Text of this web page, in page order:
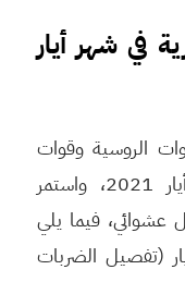
في شهر أيار
الروسية وقوات
النظام بالازدياد منذ مطلع شهر أيار 2021، واستمر
عشوائي، فيما يلي
(تفصيل الضربات